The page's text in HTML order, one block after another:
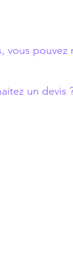
vous pouvez
un devis